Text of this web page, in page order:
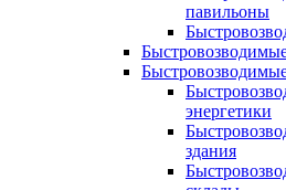
павильоны
энергетики
здания